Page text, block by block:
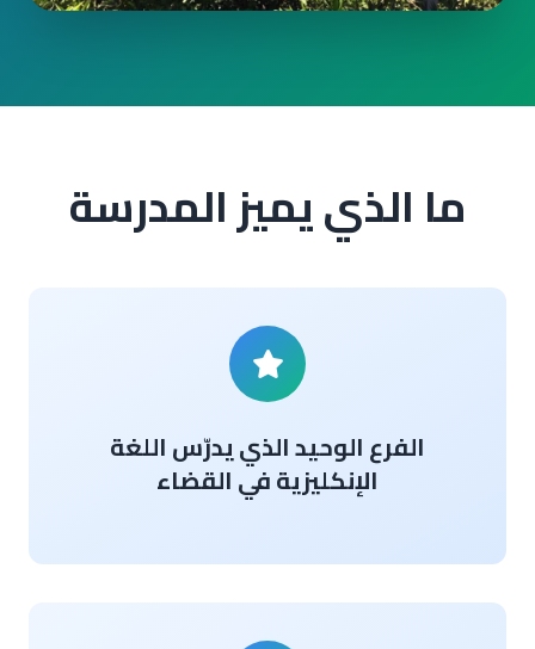
ما الذي يميز المدرسة
الفرع الوحيد الذي يدرّس اللغة
الإنكليزية في القضاء